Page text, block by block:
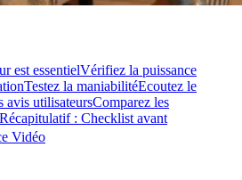
est essentielVérifiez la puissance
Testez la maniabilitéEcoutez le
avis utilisateursComparez les
Récapitulatif : Checklist avant
Vidéo